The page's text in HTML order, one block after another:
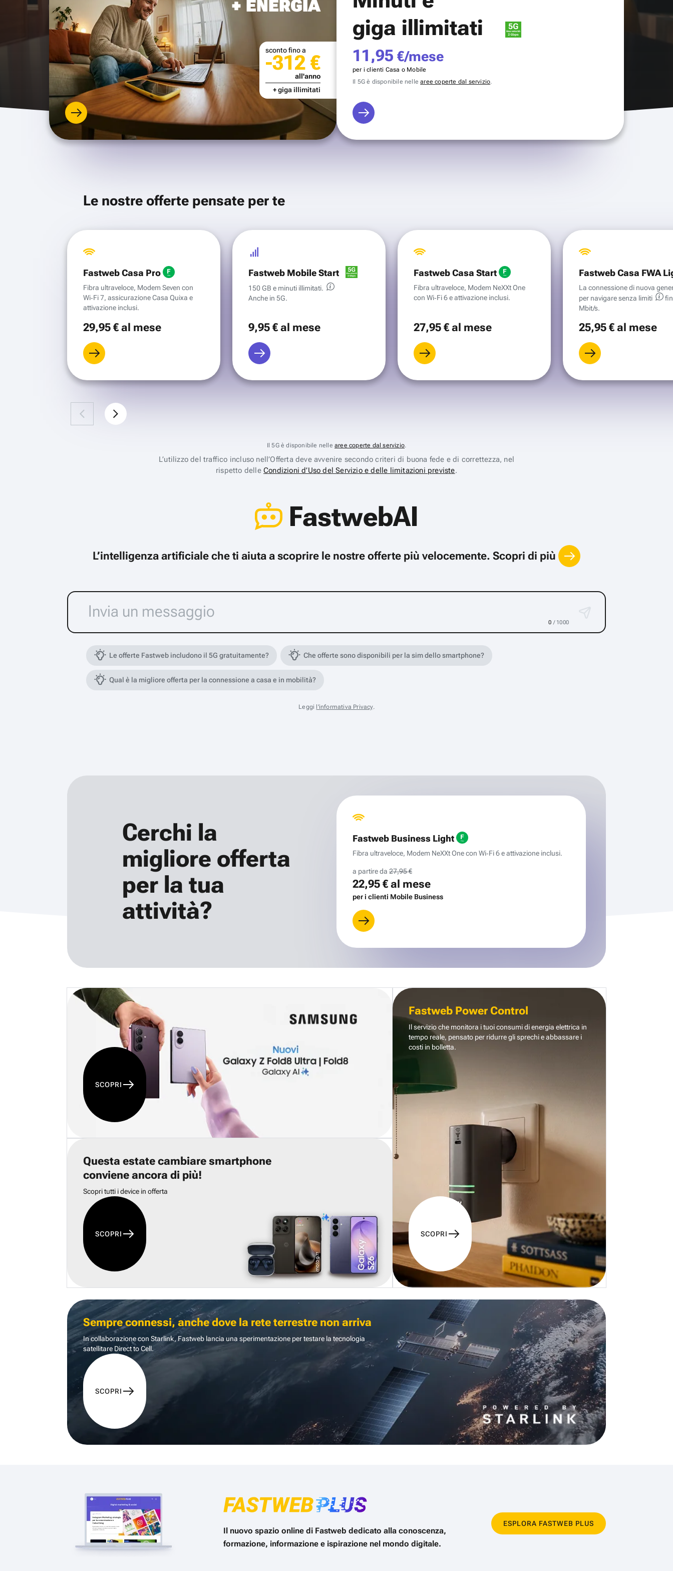
+ ENERGIA
sconto fino a
-312 €
all'anno
+ giga illimitati
giga illimitati
11,95 €/mese
per i clienti Casa o Mobile
Il 5G è disponibile nellearee coperte dal servizio.
Le nostre offerte pensate per te
Fastweb Casa Pro
Fibra ultraveloce, Modem Seven con
Wi‑Fi 7, assicurazione Casa Quixa e
attivazione inclusi.
29,95 €al mese
Fastweb Mobile Start
150 GB e minuti illimitati.
Anche in 5G.
9,95 €al mese
Fastweb Casa Start
Fibra ultraveloce, Modem NeXXt One
con Wi‑Fi 6 e attivazione inclusi.
27,95 €al mese
Fastweb Casa FWA
La connessione di nuova
per navigare senza limiti
Mbit/s.
25,95 €al mese
Il 5G è disponibile nelle aree coperte dal servizio.
L’utilizzo del traffico incluso nell’Offerta deve avvenire secondo criteri di buona fede e di correttezza, nel
rispetto delleCondizioni d’Uso del Servizio e delle limitazioni previste.
FastwebAI
L’intelligenza artificiale che ti aiuta a scoprire le nostre offerte più velocemente. Scopri di più
0 / 1000
Le offerte Fastweb includono il 5G gratuitamente? Che offerte sono disponibili per la sim dello smartphone?
Qual è la migliore offerta per la connessione a casa e in mobilità?
Leggi l'informativa Privacy.
Cerchi la
migliore offerta
per la tua
attività?
Fastweb Business Light
Fibra ultraveloce, Modem NeXXt One con Wi‑Fi 6 e attivazione inclusi.
a partire da 27,95 €
22,95 €al mese
per i clienti Mobile Business
SCOPRI
Questa estate cambiare smartphone
conviene ancora di più!
Scopri tutti i device in offerta
SCOPRI
Fastweb Power Control
Il servizio che monitora i tuoi consumi di energia elettrica in
tempo reale, pensato per ridurre gli sprechi e abbassare i
costi in bolletta.
SCOPRI
Sempre connessi, anche dove la rete terrestre non arriva
In collaborazione con Starlink, Fastweb lancia una sperimentazione per testare la tecnologia
satellitare Direct to Cell.
SCOPRI
Il nuovo spazio online di Fastweb dedicato alla conoscenza,
formazione, informazione e ispirazione nel mondo digitale.
ESPLORA FASTWEB PLUS